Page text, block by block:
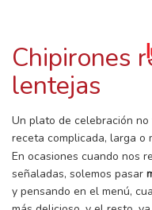
Chipirones
lentejas
Un plato de celebración
receta complicada, larga o
En ocasiones cuando nos
señaladas, solemos pasar
y pensando en el menú,